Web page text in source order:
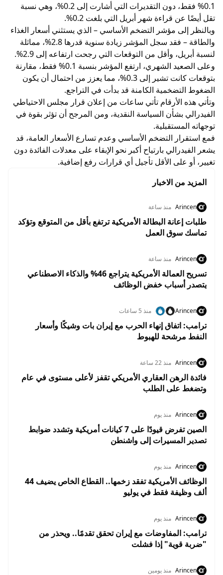
0.1% فقط، دون التقديرات التي أشارت إلى 0.2%، وهي نسبة
تقل أيضًا عن قراءة شهر أبريل التي بلغت 0.2%.
وبالنظر إلى مؤشر التضخم الأساسي – الذي يستثني أسعار الغذاء
والطاقة – فقد سجل المؤشر زيادة سنوية قدرها 2.8%، مماثلة
لنسبة أبريل، وأقل من التوقعات التي رجحت ارتفاعه إلى 2.9%.
وعلى الصعيد الشهري، ارتفع المؤشر بنسبة 0.1% فقط، مقارنة
بتوقعات كانت تشير إلى 0.3%، مما يعزز من احتمال أن يكون
الضغوط التضخمية الكامنة قد بدأت في التراجع.
وتأتي هذه الأرقام تأتي ساعات من إعلان قرار مجلس الاحتياطي
الفيدرالي بشأن السياسة النقدية، ومن المرجح أن تؤثر بقوة في
توجهاته المستقبلية.
فمع استقرار التضخم الأساسي وعدم تسارع الأسعار العامة، قد
يشعر الفيدرالي بارتياح أكبر نحو الإبقاء على معدلات الفائدة دون
تغيير، أو على الأقل تأجيل أي قرارات رفع إضافية.
المزيد من الاخبار
Arincen منذ ساعة
طلبات إعانة البطالة الأمريكية ترتفع بأقل من المتوقع وتؤكد
تماسك سوق العمل
Arincen منذ ساعة
تسريح العمالة الأمريكية يتراجع 46% والذكاء الاصطناعي
يتصدر أسباب خفض الوظائف
Arincen منذ 5 ساعات
ترامب: اتفاق إنهاء الحرب مع إيران بات وشيكًا وأسعار
النفط مرشحة للهبوط
Arincen منذ 22 ساعة
فائدة الرهن العقاري الأمريكي تقفز لأعلى مستوى في عام
وتضغط على الطلب
Arincen منذ يوم
الصين تفرض قيودًا على 7 كيانات أمريكية وتشدد ضوابط
تصدير المسيرات إلى واشنطن
Arincen منذ يوم
الوظائف الأمريكية تفقد زخمها.. القطاع الخاص يضيف 44
ألف وظيفة فقط في يوليو
Arincen منذ يوم
ترامب: المفاوضات مع إيران تحقق تقدمًا.. ويحذر من
"ضربة قوية" إذا فشلت
Arincen منذ يومين